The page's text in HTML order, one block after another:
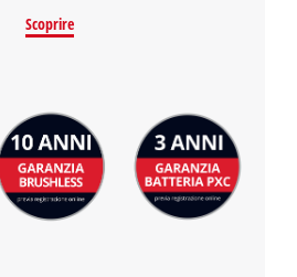
Scoprire